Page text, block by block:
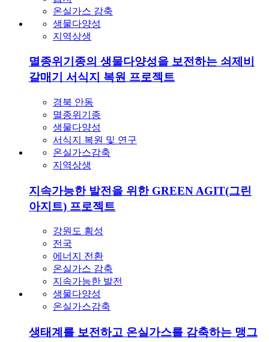
온실가스 감축
생물다양성
지역상생
멸종위기종의 생물다양성을 보전하는 쇠제비
갈매기 서식지 복원 프로젝트
경북 안동
멸종위기종
생물다양성
서식지 복원 및 연구
온실가스감축
지역상생
지속가능한 발전을 위한 GREEN AGIT(그린
아지트) 프로젝트
강원도 횡성
전국
에너지 전환
온실가스 감축
지속가능한 발전
생물다양성
온실가스감축
생태계를 보전하고 온실가스를 감축하는 맹그